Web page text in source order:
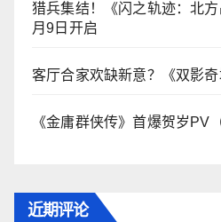
猎兵集结！《闪之轨迹：北
月9日开启
客厅合家欢缺新意？《双影
《金庸群侠传》首爆贺岁PV
近期评论